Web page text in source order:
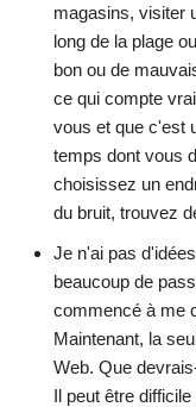
magasins, visiter
long de la plage
bon ou de
ce qui compte
vous et que c'est
temps dont vous
choisissez un
du bruit, trouvez
Je n'ai pas
beaucoup de
commencé à me
Maintenant, la
Web. Que
Il peut être